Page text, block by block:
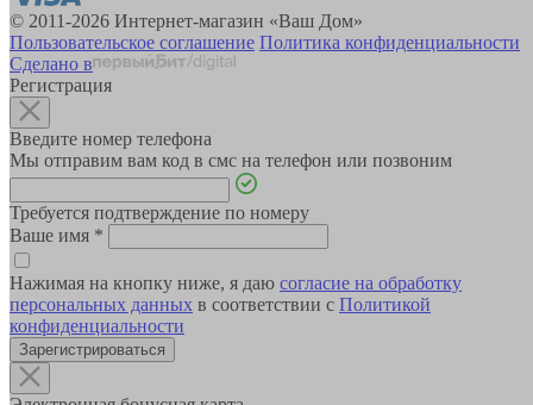
© 2011-2026 Интернет-магазин «Ваш Дом»
Пользовательское соглашение Политика конфиденциальности
Сделано в
Регистрация
Введите номер телефона
Мы отправим вам код в смс на телефон или позвоним
Требуется подтверждение по номеру
Ваше имя *
Нажимая на кнопку ниже, я даю согласие на обработку
персональных данных в соответствии с Политикой
конфиденциальности
Зарегистрироваться